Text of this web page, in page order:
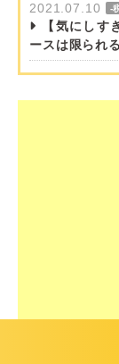
2021.07.10 -
【気にしす
ースは限られる